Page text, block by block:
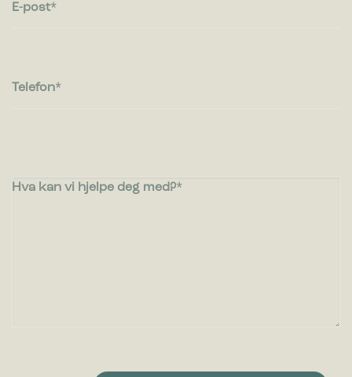
Markedsførings-cookies brukes til å spore besøkende på
E-post
Telefon
Hva kan vi hjelpe deg med?